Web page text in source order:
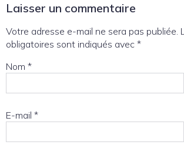
Laisser un commentaire
Votre adresse e-mail ne sera pas publiée.
obligatoires sont indiqués avec *
Nom *
E-mail *